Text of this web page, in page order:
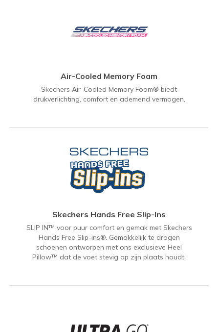
Air-Cooled Memory Foam
Skechers Air-Cooled Memory Foam® biedt
drukverlichting, comfort en ademend vermogen.
Skechers Hands Free Slip-Ins
SLIP IN™ voor puur comfort en gemak met Skechers
Hands Free Slip-ins®. Gemakkelijk te dragen
schoenen ontworpen met ons exclusieve Heel
Pillow™ dat de voet stevig op zijn plaats houdt.